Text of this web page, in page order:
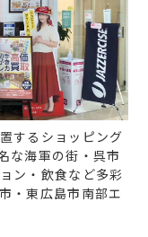
するショッピング
な海軍の街・呉市
ン・飲食など多彩
・東広島市南部エ